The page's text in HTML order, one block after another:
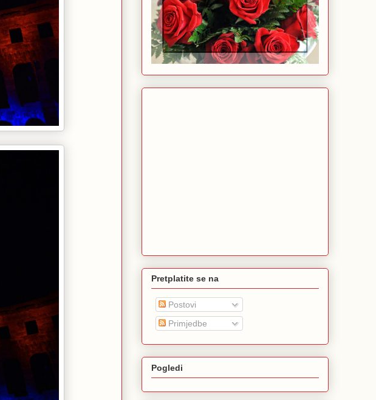
Pretplatite se na
Postovi
Primjedbe
Pogledi